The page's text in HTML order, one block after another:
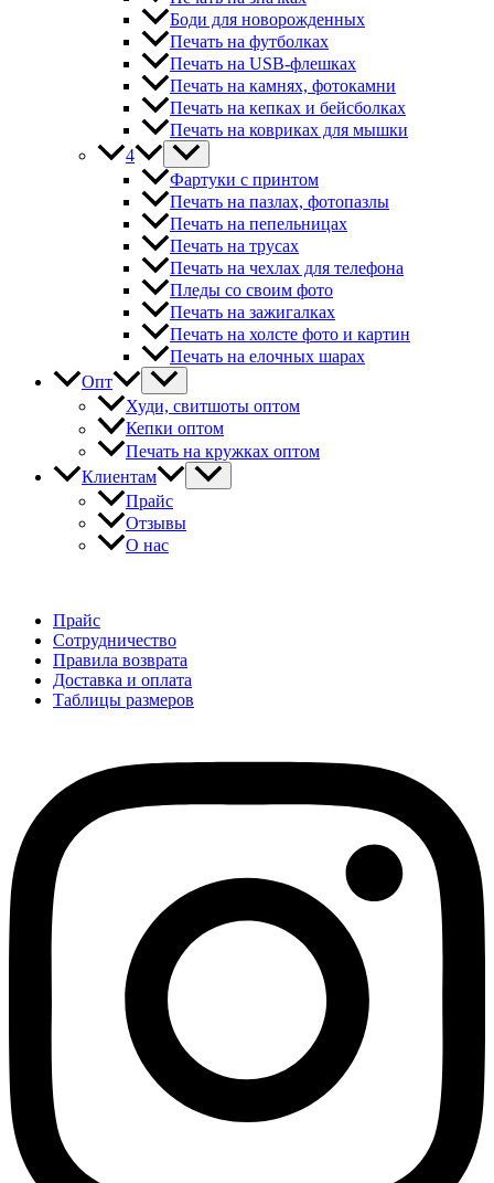
Боди для новорожденных
Печать на футболках
Печать на USB-флешках
Печать на камнях, фотокамни
Печать на кепках и бейсболках
Печать на ковриках для мышки
4
Фартуки с принтом
Печать на пазлах, фотопазлы
Печать на пепельницах
Печать на трусах
Печать на чехлах для телефона
Пледы со своим фото
Печать на зажигалках
Печать на холсте фото и картин
Печать на елочных шарах
Опт
Худи, свитшоты оптом
Кепки оптом
Печать на кружках оптом
Клиентам
Прайс
Отзывы
О нас
Прайс
Сотрудничество
Правила возврата
Доставка и оплата
Таблицы размеров